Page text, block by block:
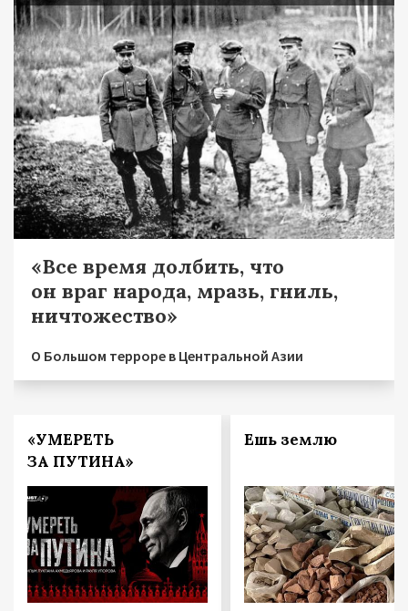
«Все время долбить, что
он враг народа, мразь, гниль,
ничтожество»
О Большом терроре в Центральной Азии
«УМЕРЕТЬ
ЗА ПУТИНА»
Ешь землю